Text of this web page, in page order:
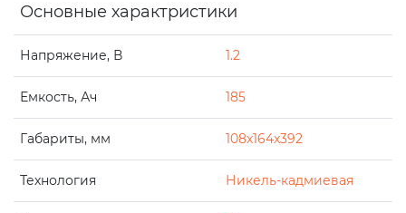
Основные характристики
Напряжение, В 1.2
Емкость, Ач 185
Габариты, мм 108x164x392
Технология Никель-кадмиевая